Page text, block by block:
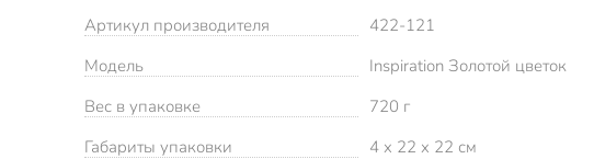
Артикул производителя
422-121
Модель
Inspiration Золотой цветок
Вес в упаковке
720 г
Габариты упаковки
4 x 22 x 22 см